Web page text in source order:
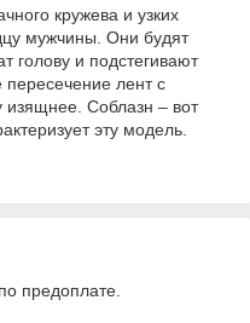
кружева и узких
мужчины. Они будят
голову и подстегивают
лент с
изящнее. Соблазн – вот
эту модель.
предоплате.